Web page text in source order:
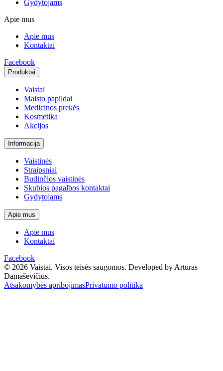
Gydytojams
Apie mus
Apie mus
Kontaktai
Facebook
Produktai
Vaistai
Maisto papildai
Medicinos prekės
Kosmetika
Akcijos
Informacija
Vaistinės
Straipsniai
Budinčios vaistinės
Skubios pagalbos kontaktai
Gydytojams
Apie mus
Apie mus
Kontaktai
Facebook
© 2026 Vaistai. Visos teisės saugomos. Developed by Artūras
Damaševičius.
Atsakomybės apribojimasPrivatumo politika